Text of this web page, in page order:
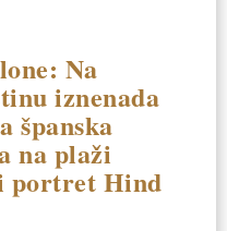
Na
iznenada
španska
na plaži
portret Hind